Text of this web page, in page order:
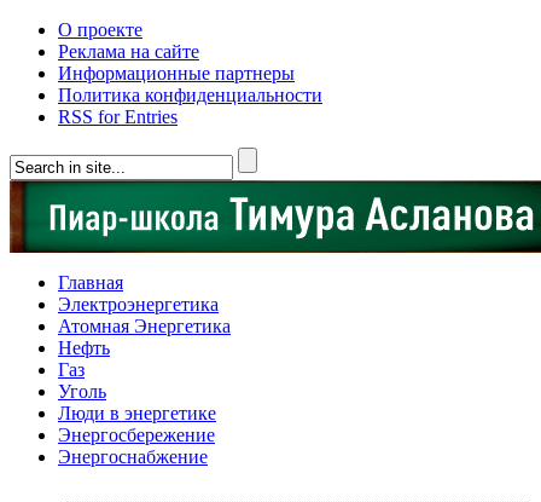
О проекте
Реклама на сайте
Информационные партнеры
Политика конфиденциальности
RSS for Entries
Главная
Электроэнергетика
Атомная Энергетика
Нефть
Газ
Уголь
Люди в энергетике
Энергосбережение
Энергоснабжение